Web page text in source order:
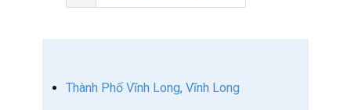
Thành Phố Vĩnh Long, Vĩnh Long